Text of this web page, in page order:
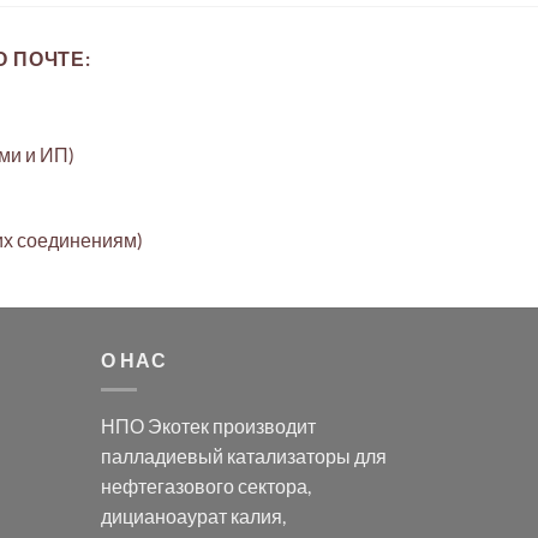
ПОЧТЕ:
и ИП)
соединениям)
О НАС
НПО Экотек производит
палладиевый катализаторы для
нефтегазового сектора,
дицианоаурат калия,